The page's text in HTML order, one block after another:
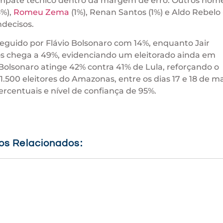
Romeu Zema (1%), Renan Santos (1%) e Aldo Rebelo
por Flávio Bolsonaro com 14%, enquanto Jair
chega a 49%, evidenciando um eleitorado ainda em
atinge 42% contra 41% de Lula, reforçando o
eleitores do Amazonas, entre os dias 17 e 18 de
e nível de confiança de 95%.
Relacionados: